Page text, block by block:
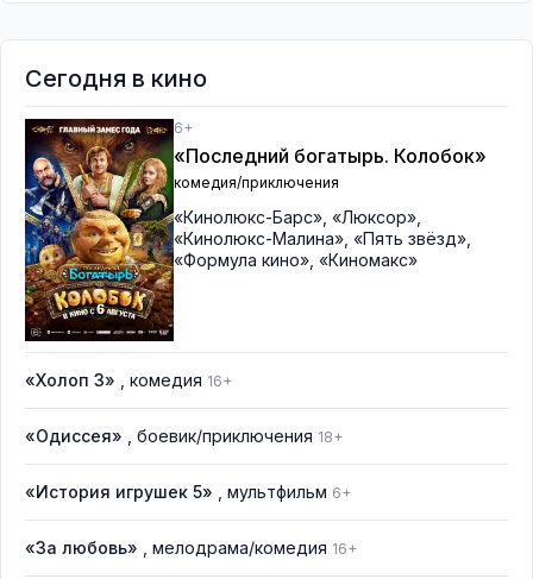
Сегодня в кино
6+
«Последний богатырь. Колобок»
комедия/приключения
«Кинолюкс-Барс» «Люксор»
«Кинолюкс-Малина» «Пять звёзд»
«Формула кино» «Киномакс»
«Холоп 3» , комедия 16+
«Одиссея» , боевик/приключения 18+
«История игрушек 5» , мультфильм 6+
«За любовь» , мелодрама/комедия 16+